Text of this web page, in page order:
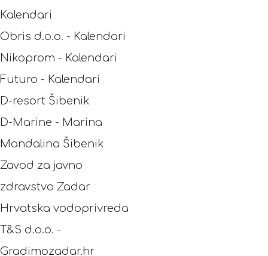
Kalendari
Obris d.o.o. - Kalendari
Nikoprom - Kalendari
Futuro - Kalendari
D-resort Šibenik
D-Marine - Marina
Mandalina Šibenik
Zavod za javno
zdravstvo Zadar
Hrvatska vodoprivreda
T&S d.o.o. -
Gradimozadar.hr